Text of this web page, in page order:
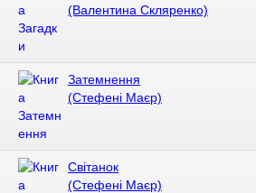
(Валентина Скляренко)
Затемнення
(Стефені Маєр)
Світанок
(Стефені Маєр)